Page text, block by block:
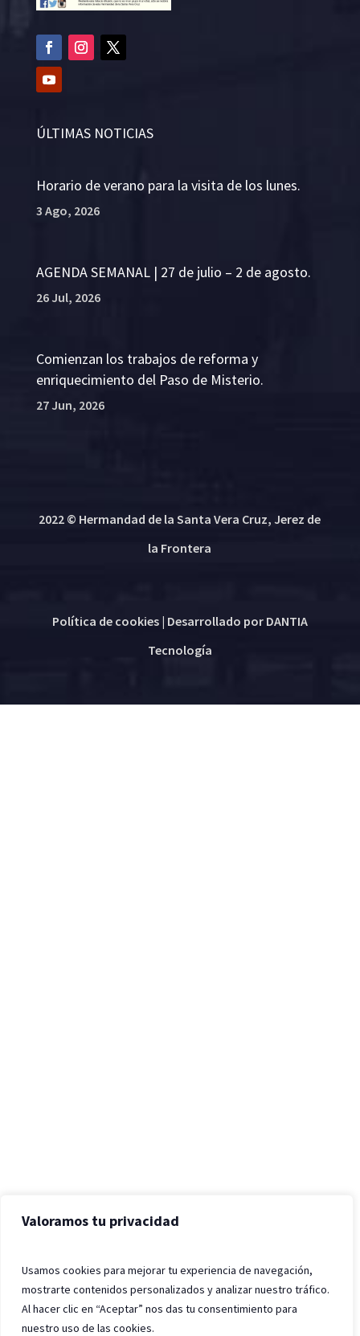
Valoramos tu privacidad
Usamos cookies para mejorar tu experiencia de navegación,
mostrarte contenidos personalizados y analizar nuestro tráfico.
Al hacer clic en “Aceptar” nos das tu consentimiento para
nuestro uso de las cookies.
ÚLTIMAS NOTICIAS
Horario de verano para la visita de los lunes.
3 Ago, 2026
AGENDA SEMANAL | 27 de julio – 2 de agosto.
26 Jul, 2026
Comienzan los trabajos de reforma y
enriquecimiento del Paso de Misterio.
27 Jun, 2026
2022 © Hermandad de la Santa Vera Cruz, Jerez de
la Frontera
Política de cookies| Desarrollado por DANTIA
Tecnología